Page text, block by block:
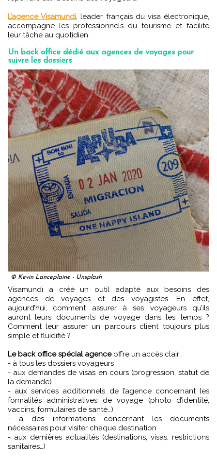
L’agence Visamundi, leader français du visa électronique,
accompagne les professionnels du tourisme et facilite
leur tâche au quotidien.
Un back office dédié aux agences de voyages pour
suivre les dossiers
© Kevin Lanceplaine - Unsplash
Visamundi a créé un outil adapté aux besoins des
agences de voyages et des voyagistes. En effet,
aujourd’hui, comment assurer à ses voyageurs qu’ils
auront leurs documents de voyage dans les temps ?
Comment leur assurer un parcours client toujours plus
simple et fluidifié ?
Le back office spécial agenceoffre un accès clair :
- à tous les dossiers voyageurs
- aux demandes de visas en cours (progression, statut de
la demande)
- aux services additionnels de l’agence concernant les
formalités administratives de voyage (photo d’identité,
vaccins, formulaires de santé…)
- à des informations concernant les documents
nécessaires pour visiter chaque destination
- aux dernières actualités (destinations, visas, restrictions
sanitaires…)